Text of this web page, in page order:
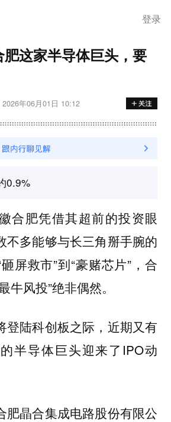
登录
这家半导体巨头，要
2026年06月01日 10:12
0.9%
合肥凭借其超前的投资眼
不多能够与长三角掰手腕的
屏救市”到“豪赌芯片”，合
牛风投”绝非偶然。
登陆科创板之际，近期又有
半导体巨头迎来了IPO动
肥晶合集成电路股份有限公